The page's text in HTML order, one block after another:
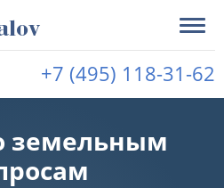
+7 (495) 118-31-62
земельным